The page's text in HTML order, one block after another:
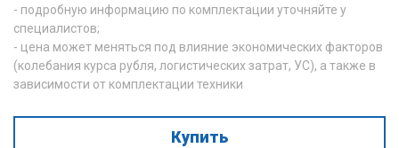
- подробную информацию по комплектации уточняйте у
специалистов;
- цена может меняться под влияние экономических факторов
(колебания курса рубля, логистических затрат, УС), а также в
зависимости от комплектации техники
Купить